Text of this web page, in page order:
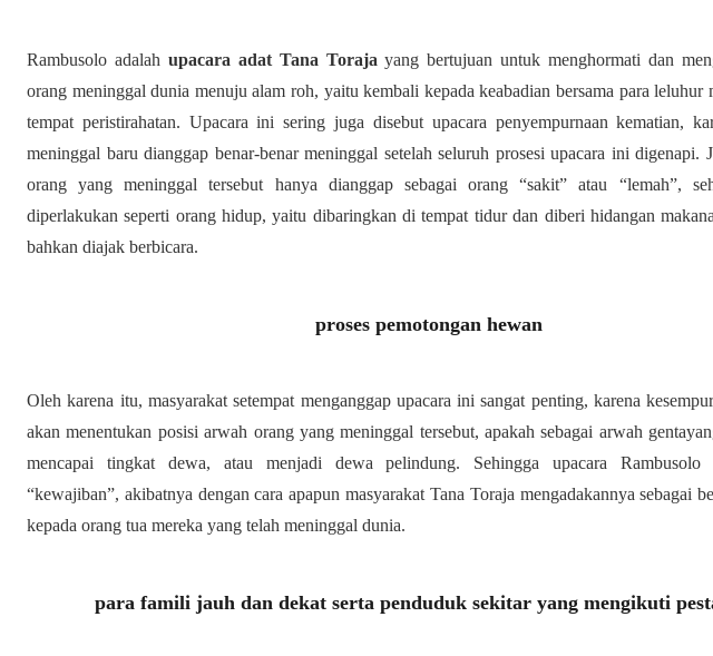
Rambusolo adalah upacara adat Tana Toraja yang bertujuan untuk menghormati dan
orang meninggal dunia menuju alam roh, yaitu kembali kepada keabadian bersama para leluhur
tempat peristirahatan. Upacara ini sering juga disebut upacara penyempurnaan kematian,
meninggal baru dianggap benar-benar meninggal setelah seluruh prosesi upacara ini digenapi.
orang yang meninggal tersebut hanya dianggap sebagai orang “sakit” atau “lemah”,
diperlakukan seperti orang hidup, yaitu dibaringkan di tempat tidur dan diberi hidangan
bahkan diajak berbicara.
proses pemotongan hewan
Oleh karena itu, masyarakat setempat menganggap upacara ini sangat penting, karena
akan menentukan posisi arwah orang yang meninggal tersebut, apakah sebagai arwah
mencapai tingkat dewa, atau menjadi dewa pelindung. Sehingga upacara Rambusolo
“kewajiban”, akibatnya dengan cara apapun masyarakat Tana Toraja mengadakannya sebagai
kepada orang tua mereka yang telah meninggal dunia.
para famili jauh dan dekat serta penduduk sekitar yang mengikuti